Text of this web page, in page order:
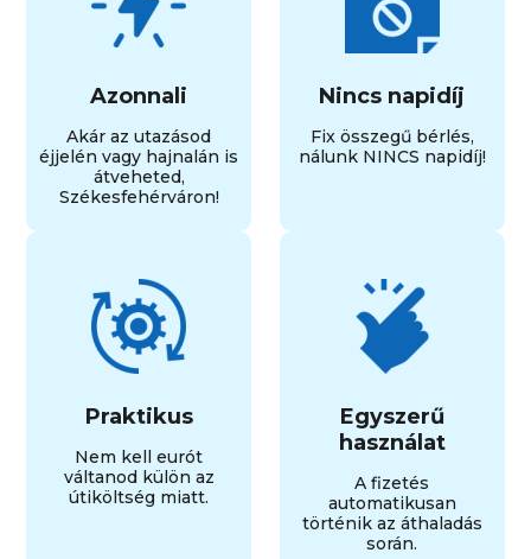
Azonnali
Akár az utazásod
éjjelén vagy hajnalán is
átveheted,
Székesfehérváron!
Nincs napidíj
Fix összegű bérlés,
nálunk NINCS napidíj!
Praktikus
Nem kell eurót
váltanod külön az
útiköltség miatt.
Egyszerű
használat
A fizetés
automatikusan
történik az áthaladás
során.